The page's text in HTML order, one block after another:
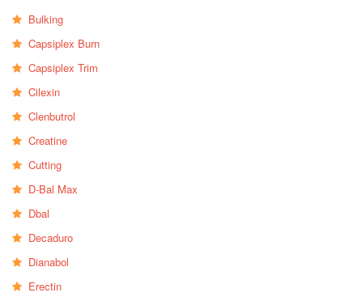
Bulking
Capsiplex Burn
Capsiplex Trim
Cilexin
Clenbutrol
Creatine
Cutting
D-Bal Max
Dbal
Decaduro
Dianabol
Erectin